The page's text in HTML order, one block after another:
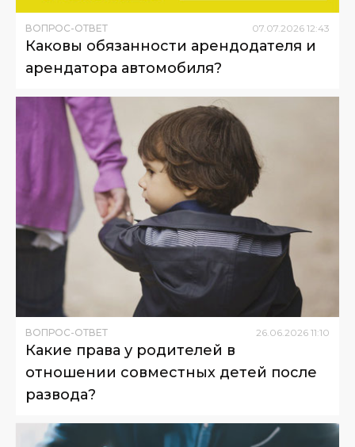
ВОПРОС-ОТВЕТ 07 07 2026 12:43
Каковы обязанности арендодателя и
арендатора автомобиля?
ВОПРОС-ОТВЕТ 26.06.2026 11:10
Какие права у родителей в
отношении совместных детей после
развода?